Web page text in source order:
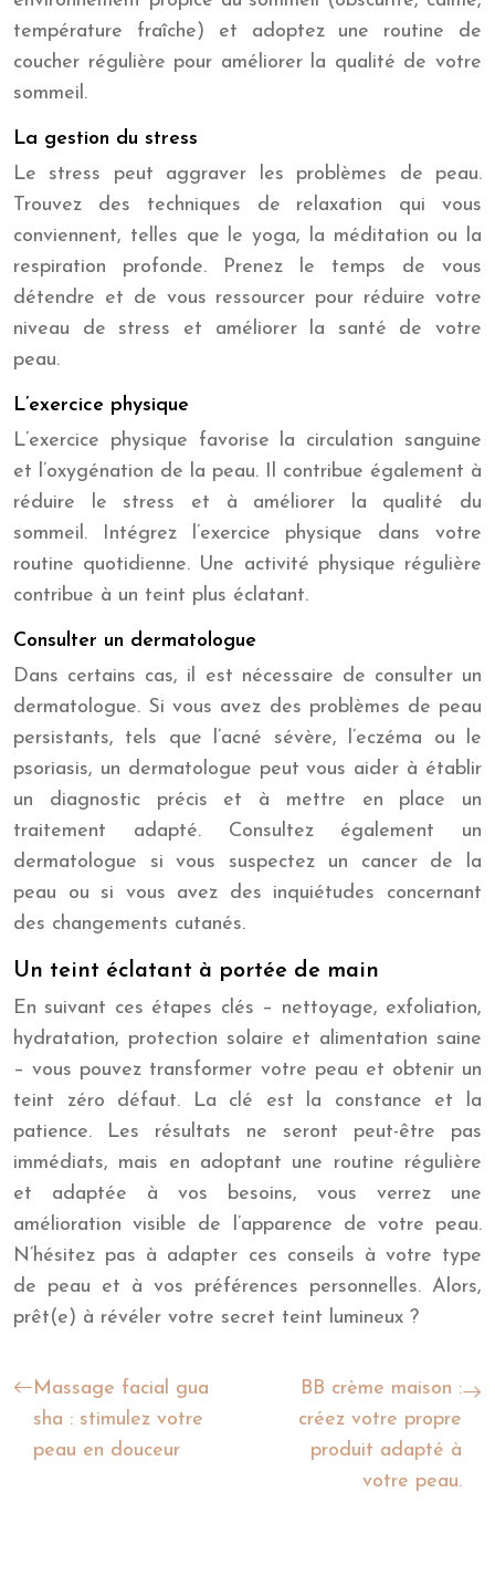
température fraîche) et adoptez une routine de
coucher régulière pour améliorer la qualité de votre
sommeil.
La gestion du stress
Le stress peut aggraver les problèmes de peau.
Trouvez des techniques de relaxation qui vous
conviennent, telles que le yoga, la méditation ou la
respiration profonde. Prenez le temps de vous
détendre et de vous ressourcer pour réduire votre
niveau de stress et améliorer la santé de votre
peau.
L’exercice physique
L’exercice physique favorise la circulation sanguine
et l’oxygénation de la peau. Il contribue également à
réduire le stress et à améliorer la qualité du
sommeil. Intégrez l’exercice physique dans votre
routine quotidienne. Une activité physique régulière
contribue à un teint plus éclatant.
Consulter un dermatologue
Dans certains cas, il est nécessaire de consulter un
dermatologue. Si vous avez des problèmes de peau
persistants, tels que l’acné sévère, l’eczéma ou le
psoriasis, un dermatologue peut vous aider à établir
un diagnostic précis et à mettre en place un
traitement adapté. Consultez également un
dermatologue si vous suspectez un cancer de la
peau ou si vous avez des inquiétudes concernant
des changements cutanés.
Un teint éclatant à portée de main
En suivant ces étapes clés – nettoyage, exfoliation,
hydratation, protection solaire et alimentation saine
– vous pouvez transformer votre peau et obtenir un
teint zéro défaut. La clé est la constance et la
patience. Les résultats ne seront peut-être pas
immédiats, mais en adoptant une routine régulière
et adaptée à vos besoins, vous verrez une
amélioration visible de l’apparence de votre peau.
N’hésitez pas à adapter ces conseils à votre type
de peau et à vos préférences personnelles. Alors,
prêt(e) à révéler votre secret teint lumineux ?
Massage facial gua
sha : stimulez votre
peau en douceur
BB crème maison :
créez votre propre
produit adapté à
votre peau.